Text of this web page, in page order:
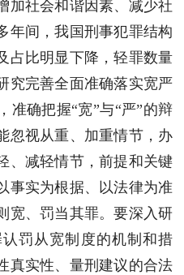
加社会和谐因素、减少社
年间，我国刑事犯罪结构
占比明显下降，轻罪数量
究完善全面准确落实宽严
准确把握“宽”与“严”的辩
忽视从重、加重情节，办
、减轻情节，前提和关键
事实为根据、以法律为准
宽、罚当其罪。要深入研
罚从宽制度的机制和措
真实性、量刑建议的合法